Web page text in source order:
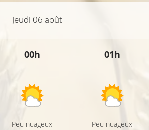
Jeudi 06 août
00h
Peu nuageux
01h
Peu nuageux